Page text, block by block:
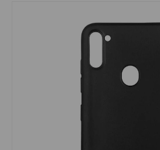
Skip to product information